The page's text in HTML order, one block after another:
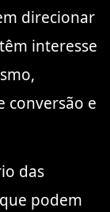
direcionar
interesse
conversão e
das
podem